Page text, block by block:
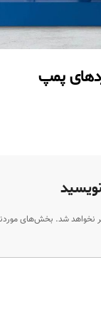
پمپ
نخواهد شد. بخش‌های